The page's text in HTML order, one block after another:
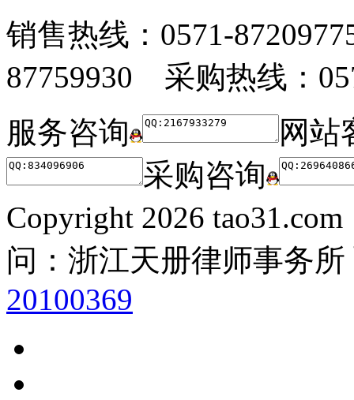
销售热线：0571-
87759930 采购热线：
服务咨询
网站
采购咨询
Copyright 2026
问：浙江天册律师事务
20100369